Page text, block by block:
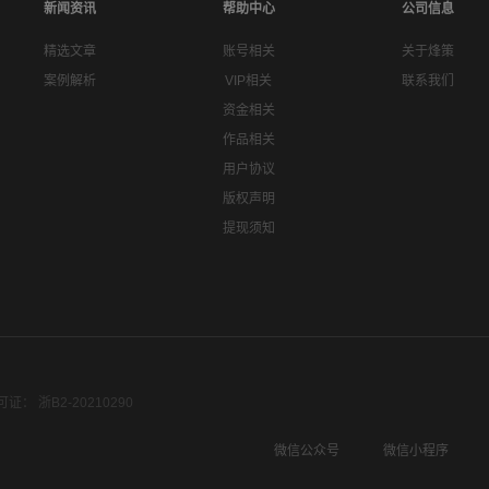
新闻资讯
精选文章
案例解析
帮助中心
账号相关
VIP相关
资金相关
作品相关
用户协议
版权声明
提现须知
公司信息
关于烽策
联系我们
证： 浙B2-20210290
微信公众号
微信小程序